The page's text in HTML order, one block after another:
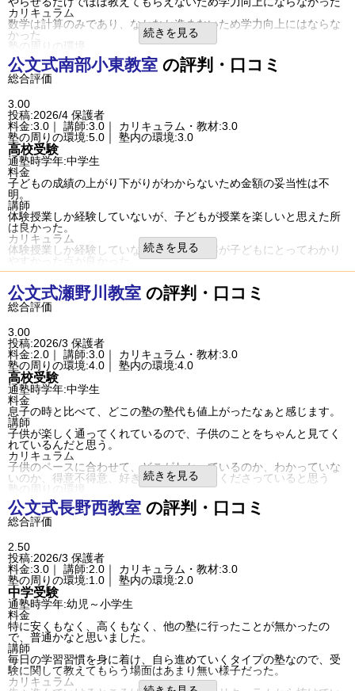
進学できた学校
公立中学校
通塾の目的
基礎学力向上
目的の達成度
やや達成できた
通塾頻度
週2日
間
1～2時間
成績/偏差値変化
STAY
塾の雰囲気
自由 平均
厳しい
口コミ投稿者ID:2754437
不適切な口コミを報告する
呉本通２丁目教室の教室情報を見る
カリキュラム
数学は計算のみであり、なかなか進まないため学力向上にはならな
かった
塾の周りの環境
自宅からは5分程度であったこと、通学路で便利だったこと、歩道が
整備されているため少し夜遅くなっても安心感がある。
塾内の環境
入塾理由
小学生時代は算数の理解度が低く、中学では数学の授業に追いつく
ことが困難になることは懸念されたため
良いところや要望
計算は何度も繰り返すためそれなりにできるようになったが、進度
が遅いため学力向上にはつながらなかった
総合評価
公文は学校の進度に合わないことを承知して2年間我慢してきたが、
学校進度に追いつくことができなかったのでやむなく退会すること
にした。
利用内容
通っていた学校
私立中学校
進学できた学校
私立中学校
通塾の目的
基礎学力向上
目的の達成度
達成できなかった
成績/偏差値変化
STAY
成績/偏差値推移
入塾時:下位 →入塾後:下位
塾の雰囲気
自由
口コミ投稿者ID:2754402
不適切な口コミを報告する
小豆沢教室の教室情報を見る
続きを見る
公文式南部小東教室 の評判・口コミ
総合評価
3.00
投稿:2026/4 保護者
料金:3.0｜ 講師:3.0｜ カリキュラム・教材:3.0
塾の周りの環境:5.0｜ 塾内の環境:3.0
高校受験
通塾時学年:中学生
料金
子どもの成績の上がり下がりがわからないため金額の妥当性は不
明。
講師
体験授業しか経験していないが、子どもが授業を楽しいと思えた所
は良かった。
カリキュラム
体験授業しか経験していないが、授業内容が子どもにとってわかり
やすかった点が良かった。
塾の周りの環境
大きい道路に面しているため立地がよく治安面でも安心できるため
良かった。ただ駐車場が狭く送迎が大変だと思われる。
塾内の環境
華美な装飾がされていないため集中しやすい環境にしており良かっ
た。
入塾理由
本人希望で入塾した。
本人曰く、授業が楽しかったからとのこと。
良いところや要望
季節毎の講習料金がわからなず、それでも必須というのは少し困り
ました。
総合評価
保護者としては色々思うことはあるが、通うのは子どもなので子ど
もの評価に準じた。
利用内容
通っていた学校
進学できた学校
公立中学校
通塾の目的
高校受験
通塾頻度
週2日
成績/偏差値変化
STAY
成績/偏差値推移
入塾時:平均 →入塾後:平均
塾の雰囲気
自由
口コミ投稿者ID:2754004
不適切な口コミを報告する
南部小東教室の教室情報を見る
続きを見る
公文式瀬野川教室 の評判・口コミ
総合評価
3.00
投稿:2026/3 保護者
料金:2.0｜ 講師:3.0｜ カリキュラム・教材:3.0
塾の周りの環境:4.0｜ 塾内の環境:4.0
高校受験
通塾時学年:中学生
料金
息子の時と比べて、どこの塾の塾代も値上がったなぁと感じます。
講師
子供が楽しく通ってくれているので、子供のことをちゃんと見てく
れているんだと思う。
カリキュラム
子供のペースに合わせて、どこがわかっているのか、わかっていな
いのか、得意不得意、好き嫌いを理解してくださっていると思う
塾の周りの環境
人通りがあるし、夜遅い時間になっても、駅が近いのでありがたい
です。また、道路も広いので私も迎えに行きやすいです。
塾内の環境
ので、集中出来るなぁと感じました。
入塾理由
本人の希望です。行きたいと思える高校がみつかったので、勉強す
る気になってくれました。
良いところや要望
先生が、ひとりひとりとちゃんと向き合ってくれていると感じまし
た。
総合評価
最初って、お互い探り合いなので、通い始めたばかりなので、期待
値を込めました。
利用内容
通っていた学校
公立中学校
進学できた学校
公立中学校
続きを見る
公文式長野西教室 の評判・口コミ
総合評価
2.50
投稿:2026/3 保護者
料金:3.0｜ 講師:2.0｜ カリキュラム・教材:3.0
塾の周りの環境:1.0｜ 塾内の環境:2.0
中学受験
通塾時学年:幼児～小学生
料金
特に安くもなく、高くもなく、他の塾に行ったことが無かったの
で、普通かなと思いました。
講師
毎日の学習習慣を身に着け、自ら進めていくタイプの塾なので、受
験に関して教えてもらう場面はあまり無い様子だった。
カリキュラム